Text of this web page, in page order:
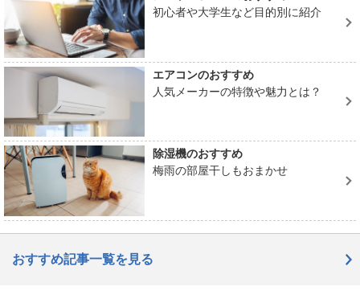
初心者や大学生など目的別に紹介
エアコンのおすすめ
人気メーカーの特徴や魅力とは？
除湿機のおすすめ
梅雨の部屋干しもおまかせ
おすすめ記事一覧を見る